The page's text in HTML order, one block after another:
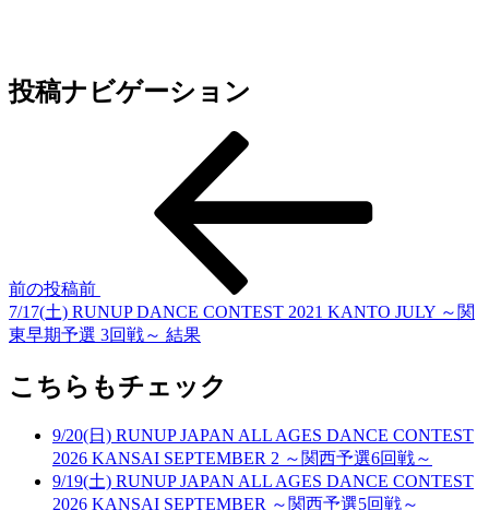
投稿ナビゲーション
前の投稿前
7/17(土) RUNUP DANCE CONTEST 2021 KANTO JULY ～関
東早期予選 3回戦～ 結果
こちらもチェック
9/20(日) RUNUP JAPAN ALL AGES DANCE CONTEST
2026 KANSAI SEPTEMBER 2 ～関西予選6回戦～
9/19(土) RUNUP JAPAN ALL AGES DANCE CONTEST
2026 KANSAI SEPTEMBER ～関西予選5回戦～